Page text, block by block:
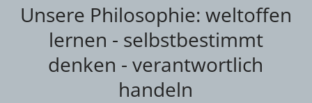
Unsere Philosophie: weltoffen
lernen - selbstbestimmt
denken - verantwortlich
handeln